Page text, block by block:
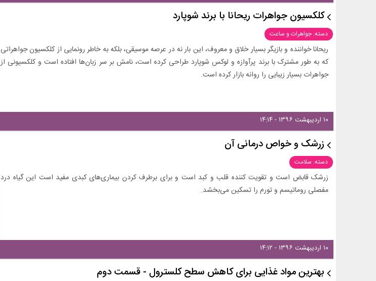
کلکسیون جواهرات ریحانا با برند شوپارد
دسته: جواهرات و ساعت
ریحانا خواننده و بازیگر بسیار خلاق و معروف، این بار نه در عرصه موسیقی، بلکه به خاطر رونمایی از کلکسیون جواهراتی
که به طور مشترک با برند پرآوازه و لوکس شوپارد طراحی کرده است، نامش بر سر زبان‌ها افتاده است و کلکسیونی از
جواهرات بسیار زیبایی را روانه بازار کرده است.
۱۰ اردیبهشت ۱۳۹۶ - ۱۴:۱۴
زرشک و خواص درمانی آن
دسته: سلامت
زرشک قابض است و تقویت کننده قلب و کبد است و برای برطرف کردن بیماری‌های کبدی مفید است این گیاه درد
مفصلی روماتیسم و تورم را تسکین می‌بخشد.
۱۰ اردیبهشت ۱۳۹۶ - ۱۴:۱۲
بهترین مواد غذایی برای کاهش سطح کلسترول - قسمت دوم